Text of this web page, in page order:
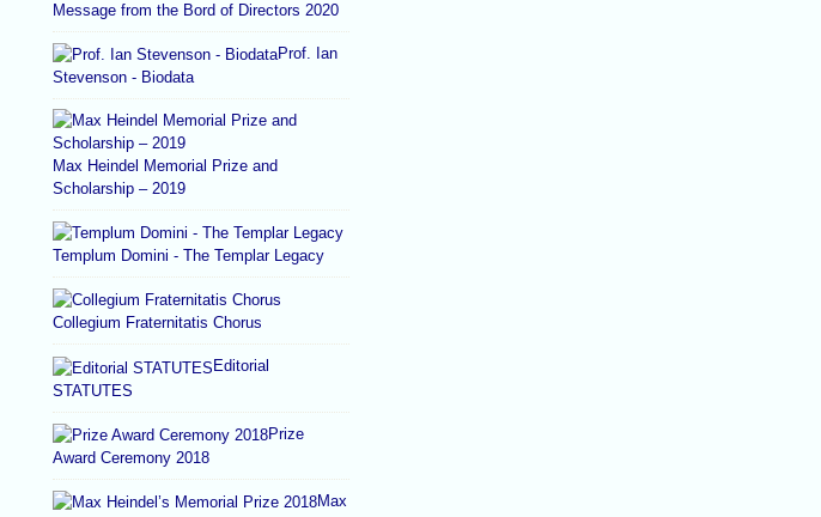
Message from the Bord of Directors 2020
Prof. Ian
Stevenson - Biodata
Max Heindel Memorial Prize and
Scholarship – 2019
Templum Domini - The Templar Legacy
Collegium Fraternitatis Chorus
Editorial
STATUTES
Prize
Award Ceremony 2018
Max